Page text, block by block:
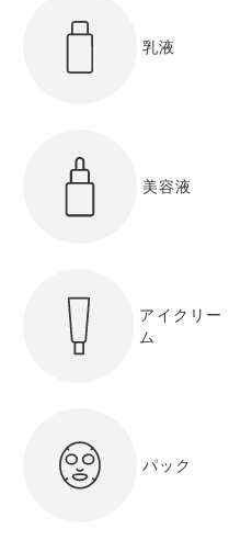
乳液
美容液
アイクリー
ム
パック